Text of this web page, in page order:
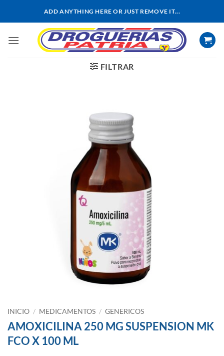
ADD ANYTHING HERE OR JUST REMOVE IT...
FILTRAR
INICIO / MEDICAMENTOS / GENERICOS
AMOXICILINA 250 MG SUSPENSION MK
FCO X 100 ML